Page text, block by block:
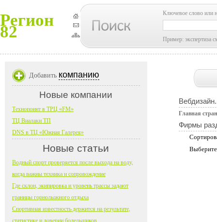
Регион
82
Ключевое слово или
Пример: экспертиза
Главная
Фирмы
Добавить компанию
Новые компании
Технопоинт в ТРЦ «FM»
ТЦ Виалаки ТП
DNS в ТЦ «Южная Галерея»
Новые статьи
Водный спорт проверяется после выхода на воду,
когда важны техника и сопровождение
Где склон, экипировка и уровень трассы задают
границы горнолыжного отдыха
Спортивная известность держится на результате,
статистике и доверии болельщиков